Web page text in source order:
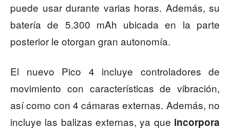
puede usar durante varias horas. Además, su
batería de 5.300 mAh ubicada en la parte
posterior le otorgan gran autonomía.
El nuevo Pico 4 incluye controladores de
movimiento con características de vibración,
así como con 4 cámaras externas. Además, no
incluye las balizas externas, ya que incorpora